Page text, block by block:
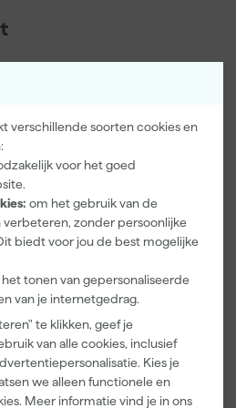
verschillende soorten cookies en
voor het goed
om het gebruik van de
verbeteren, zonder persoonlijke
biedt voor jou de best mogelijke
tonen van gepersonaliseerde
van je internetgedrag.
te klikken, geef je
van alle cookies, inclusief
Kies je
we alleen functionele en
Meer informatie vind je in ons
Klingspor
100X70X25m
m Sk 500
P220
bezorgd